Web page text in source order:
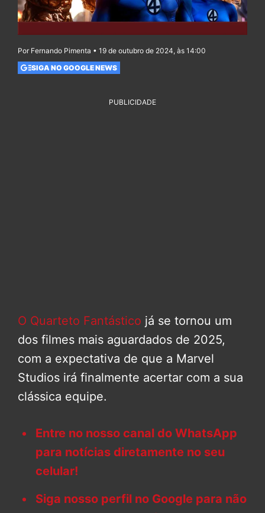
Por Fernando Pimenta • 19 de outubro de 2024, às 14:00
SIGA NO GOOGLE NEWS
PUBLICIDADE
O Quarteto Fantástico já se tornou um
dos filmes mais aguardados de 2025,
com a expectativa de que a Marvel
Studios irá finalmente acertar com a sua
clássica equipe.
Entre no nosso canal do WhatsApp
para notícias diretamente no seu
celular!
Siga nosso perfil no Google para não